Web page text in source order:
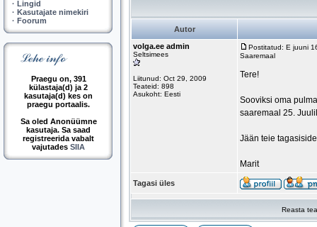
· Lingid
· Kasutajate nimekiri
· Foorum
Praegu on, 391
külastaja(d) ja 2
kasutaja(d) kes on
praegu portaalis.
Sa oled Anonüümne
kasutaja. Sa saad
registreerida vabalt
vajutades SIIA
Autor
volga.ee admin
Seltsimees
Liitunud: Oct 29, 2009
Teateid: 898
Asukoht: Eesti
Postitatud: E juuni
Saaremaal
Tere!
Sooviksi oma
saaremaal 25.
Jään teie
Marit
Tagasi üles
Reasta